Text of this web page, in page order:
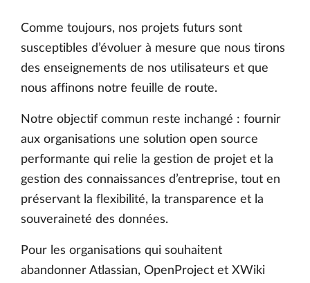
Comme toujours, nos projets futurs sont
susceptibles d’évoluer à mesure que nous tirons
des enseignements de nos utilisateurs et que
nous affinons notre feuille de route.
Notre objectif commun reste inchangé : fournir
aux organisations une solution open source
performante qui relie la gestion de projet et la
gestion des connaissances d’entreprise, tout en
préservant la flexibilité, la transparence et la
souveraineté des données.
Pour les organisations qui souhaitent
abandonner Atlassian, OpenProject et XWiki